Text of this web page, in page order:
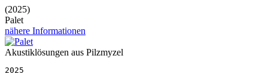
(2025)
Palet
nähere Informationen
Akustiklösungen aus Pilzmyzel
2025